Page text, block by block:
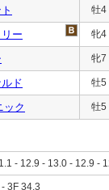
牡4
ー 牝4
牝7
ド 牡5
ック 牡5
- 12.9 - 13.0 - 12.9 -
3F 34.3